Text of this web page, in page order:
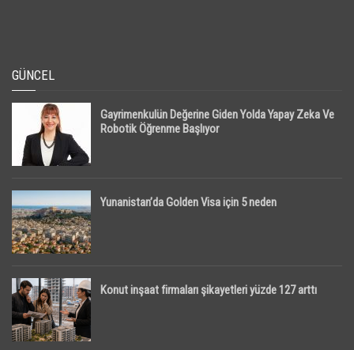
GÜNCEL
Gayrimenkulün Değerine Giden Yolda Yapay Zeka Ve
Robotik Öğrenme Başlıyor
Yunanistan’da Golden Visa için 5 neden
Konut inşaat firmaları şikayetleri yüzde 127 arttı